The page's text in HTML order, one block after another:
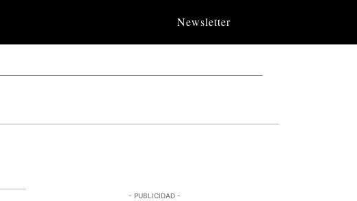
Newsletter
- PUBLICIDAD -